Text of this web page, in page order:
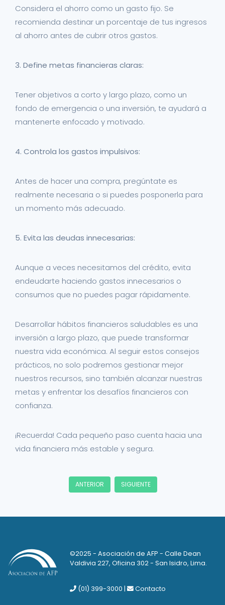
Considera el ahorro como un gasto fijo. Se
recomienda destinar un porcentaje de tus ingresos
al ahorro antes de cubrir otros gastos.
3. Define metas financieras claras:
Tener objetivos a corto y largo plazo, como un
fondo de emergencia o una inversión, te ayudará a
mantenerte enfocado y motivado.
4. Controla los gastos impulsivos:
Antes de hacer una compra, pregúntate es
realmente necesaria o si puedes posponerla para
un momento más adecuado.
5. Evita las deudas innecesarias:
Aunque a veces necesitamos del crédito, evita
endeudarte haciendo gastos innecesarios o
consumos que no puedes pagar rápidamente.
Desarrollar hábitos financieros saludables es una
inversión a largo plazo, que puede transformar
nuestra vida económica. Al seguir estos consejos
prácticos, no solo podremos gestionar mejor
nuestros recursos, sino también alcanzar nuestras
metas y enfrentar los desafíos financieros con
confianza.
¡Recuerda! Cada pequeño paso cuenta hacia una
vida financiera más estable y segura.
ANTERIOR SIGUIENTE
©2025 - Asociación de AFP - Calle Dean
Valdivia 227, Oficina 302 - San Isidro, Lima.
(01) 399-3000 | Contacto